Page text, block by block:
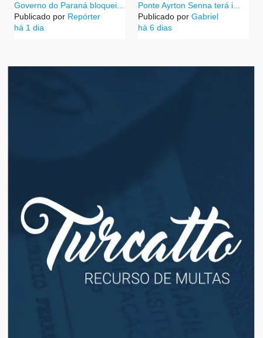
Governo do Paraná bloquei...
Publicado porRepórter
há 1 dia
Ponte Ayrton Senna terá i...
Publicado porGabriel
há 6 dias